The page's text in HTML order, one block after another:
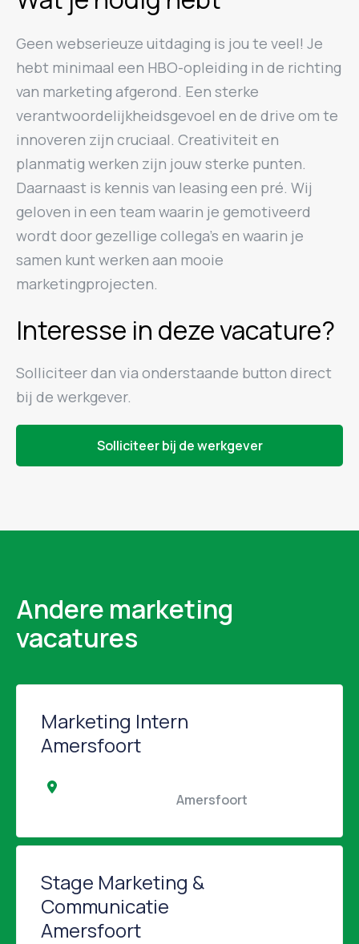
Geen webserieuze uitdaging is jou te veel! Je
hebt minimaal een HBO-opleiding in de richting
van marketing afgerond. Een sterke
verantwoordelijkheidsgevoel en de drive om te
innoveren zijn cruciaal. Creativiteit en
planmatig werken zijn jouw sterke punten.
Daarnaast is kennis van leasing een pré. Wij
geloven in een team waarin je gemotiveerd
wordt door gezellige collega’s en waarin je
samen kunt werken aan mooie
marketingprojecten.
Interesse in deze vacature?
Solliciteer dan via onderstaande button direct
bij de werkgever.
Solliciteer bij de werkgever
Andere marketing
vacatures
Marketing Intern
Amersfoort
Stage Marketing &
Communicatie
Amersfoort